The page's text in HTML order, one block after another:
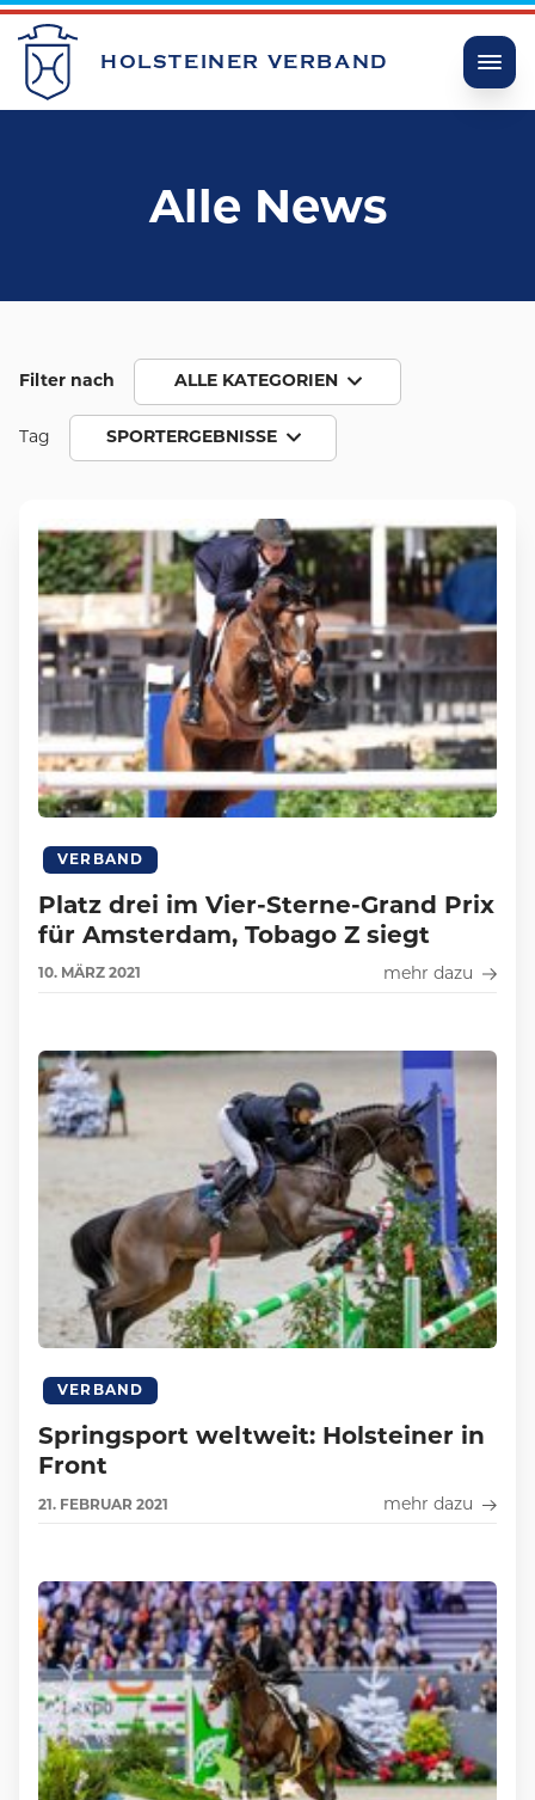
HOLSTEINER VERBAND
Alle News
Filter nach ALLE KATEGORIEN
Tag SPORTERGEBNISSE
VERBAND
Platz drei im Vier-Sterne-Grand Prix
für Amsterdam, Tobago Z siegt
10. MÄRZ 2021 mehr dazu
VERBAND
Springsport weltweit: Holsteiner in
Front
21. FEBRUAR 2021 mehr dazu